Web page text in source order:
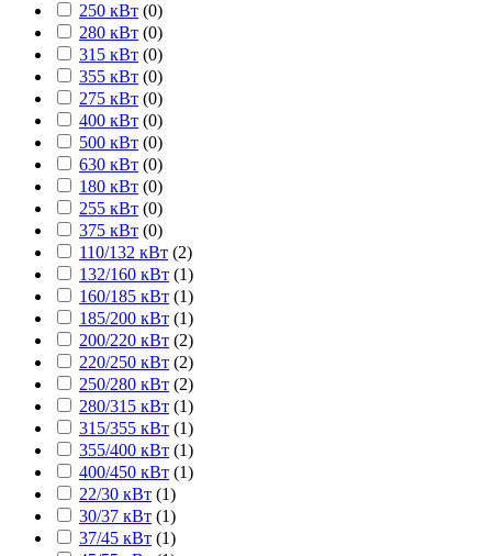
250 кВт (0)
280 кВт (0)
315 кВт (0)
355 кВт (0)
275 кВт (0)
400 кВт (0)
500 кВт (0)
630 кВт (0)
180 кВт (0)
255 кВт (0)
375 кВт (0)
110/132 кВт (2)
132/160 кВт (1)
160/185 кВт (1)
185/200 кВт (1)
200/220 кВт (2)
220/250 кВт (2)
250/280 кВт (2)
280/315 кВт (1)
315/355 кВт (1)
355/400 кВт (1)
400/450 кВт (1)
22/30 кВт (1)
30/37 кВт (1)
37/45 кВт (1)